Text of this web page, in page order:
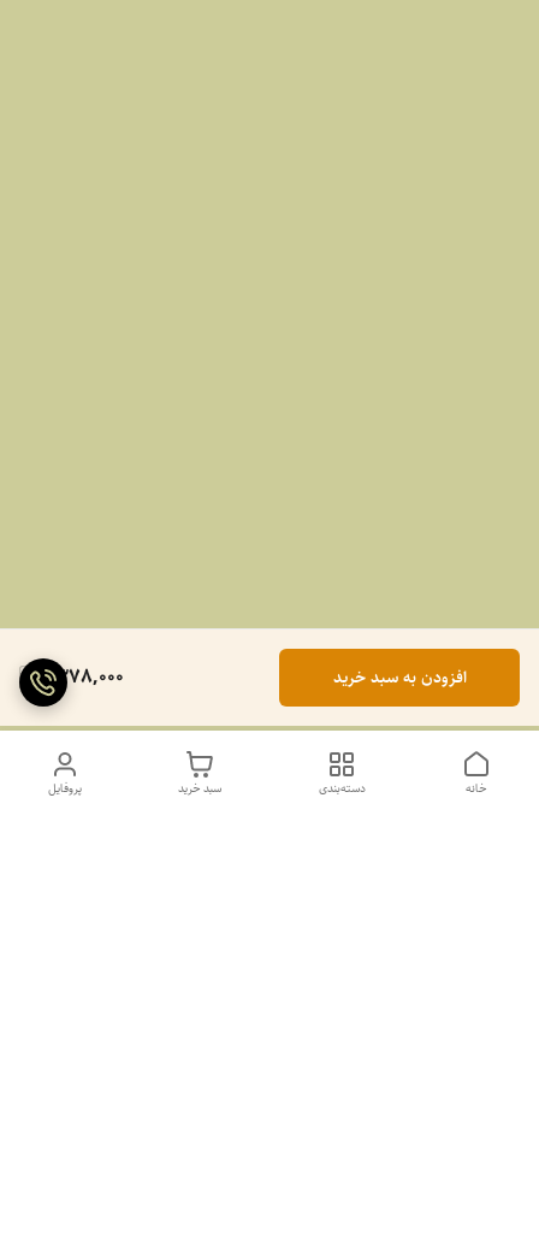
1,378,000 افزودن به سبد خرید
پروفایل سبد خرید دسته‌بندی خانه